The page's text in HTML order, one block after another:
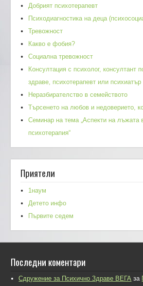
Добрият психотерапевт
Психодиагностика на деца
Тревожност
Какво е фобия?
Социална тревожност
Консултация с психолог, консултант
здраве, психотерапевт или психиатър
Неразбирателство в семейството
Търсенето на любов и недоверието,
Семинар на тема „Аспекти на лъжата
психотерапия“
Приятели
1наум
Детето инфо
Първите седем
Последни коментари
Сдружение за Психично Здраве ВЕГА за